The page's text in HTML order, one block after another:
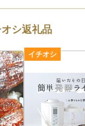
、必ずご連絡くださ
程よりもお時間をい
からお送りするメール
シ返礼品